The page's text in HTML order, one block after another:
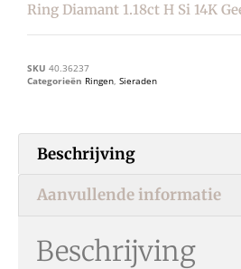
Ring Diamant 1.18ct H Si 14K
SKU 40.36237
Categorieën Ringen, Sieraden
Beschrijving
Aanvullende informatie
Beschrijving